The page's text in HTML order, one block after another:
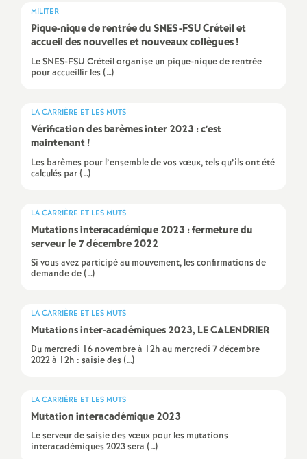
a
l
e
s
n
s
i
e
MILITER
Pique-nique de rentrée duSNES-FSUCréteil et
accueil des nouvelles et nouveaux collègues!
Le SNES-FSU Créteil organise un pique-nique de rentrée
pour accueillir les (…)
LA CARRIÈRE ET LES MUTS
Vérification des barèmes inter 2023 : c’est
maintenant!
Les barèmes pour l’ensemble de vos vœux, tels qu’ils ont été
calculés par (…)
LA CARRIÈRE ET LES MUTS
Mutations interacadémique 2023 : fermeture du
serveur le 7 décembre 2022
Si vous avez participé au mouvement, les confirmations de
demande de (…)
LA CARRIÈRE ET LES MUTS
Mutations inter-académiques 2023,LECALENDRIER
Du mercredi 16 novembre à 12h au mercredi 7 décembre
2022 à 12h : saisie des (…)
LA CARRIÈRE ET LES MUTS
Mutation interacadémique 2023
Le serveur de saisie des vœux pour les mutations
interacadémiques 2023 sera (…)